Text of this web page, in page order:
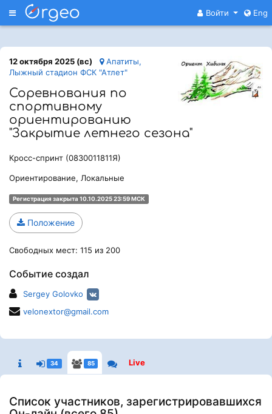
Меню Войти Eng
12 октября 2025 (вс)
Апатиты,
Лыжный стадион ФСК "Атлет"
Соревнования по
спортивному
ориентированию
"Закрытие летнего сезона"
Кросс-спринт (0830011811Я)
Ориентирование, Локальные
Регистрация закрыта 10.10.2025 23:59 МСК
Положение
Свободных мест: 115 из 200
Событие создал
Sergey Golovko
velonextor@gmail.com
34 85 Live
Список участников, зарегистрировавшихся